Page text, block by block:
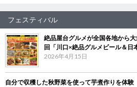
フェスティバル
絶品屋台グルメが全国各地から
回「川口×絶品グルメビール＆日
2026年4月15日
自分で収穫した秋野菜を使って芋煮作りを体